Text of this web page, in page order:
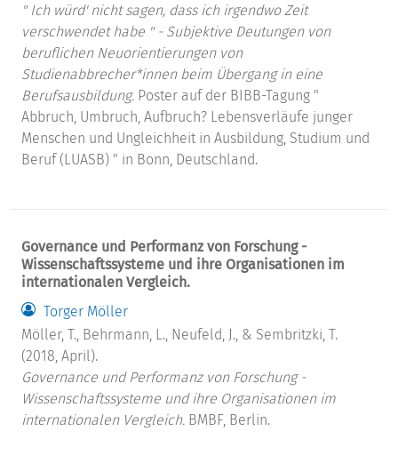
" Ich würd' nicht sagen, dass ich irgendwo Zeit
verschwendet habe " - Subjektive Deutungen von
beruflichen Neuorientierungen von
Studienabbrecher*innen beim Übergang in eine
Berufsausbildung. Poster auf der BIBB-Tagung "
Abbruch, Umbruch, Aufbruch? Lebensverläufe junger
Menschen und Ungleichheit in Ausbildung, Studium und
Beruf (LUASB) " in Bonn, Deutschland.
Governance und Performanz von Forschung -
Wissenschaftssysteme und ihre Organisationen im
internationalen Vergleich.
Torger Möller
Möller, T., Behrmann, L., Neufeld, J., & Sembritzki, T.
(2018, April).
Governance und Performanz von Forschung -
Wissenschaftssysteme und ihre Organisationen im
internationalen Vergleich. BMBF, Berlin.